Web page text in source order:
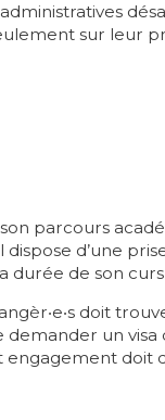
sur leur
parcours
d’une
durée de son
doit
un visa
doit